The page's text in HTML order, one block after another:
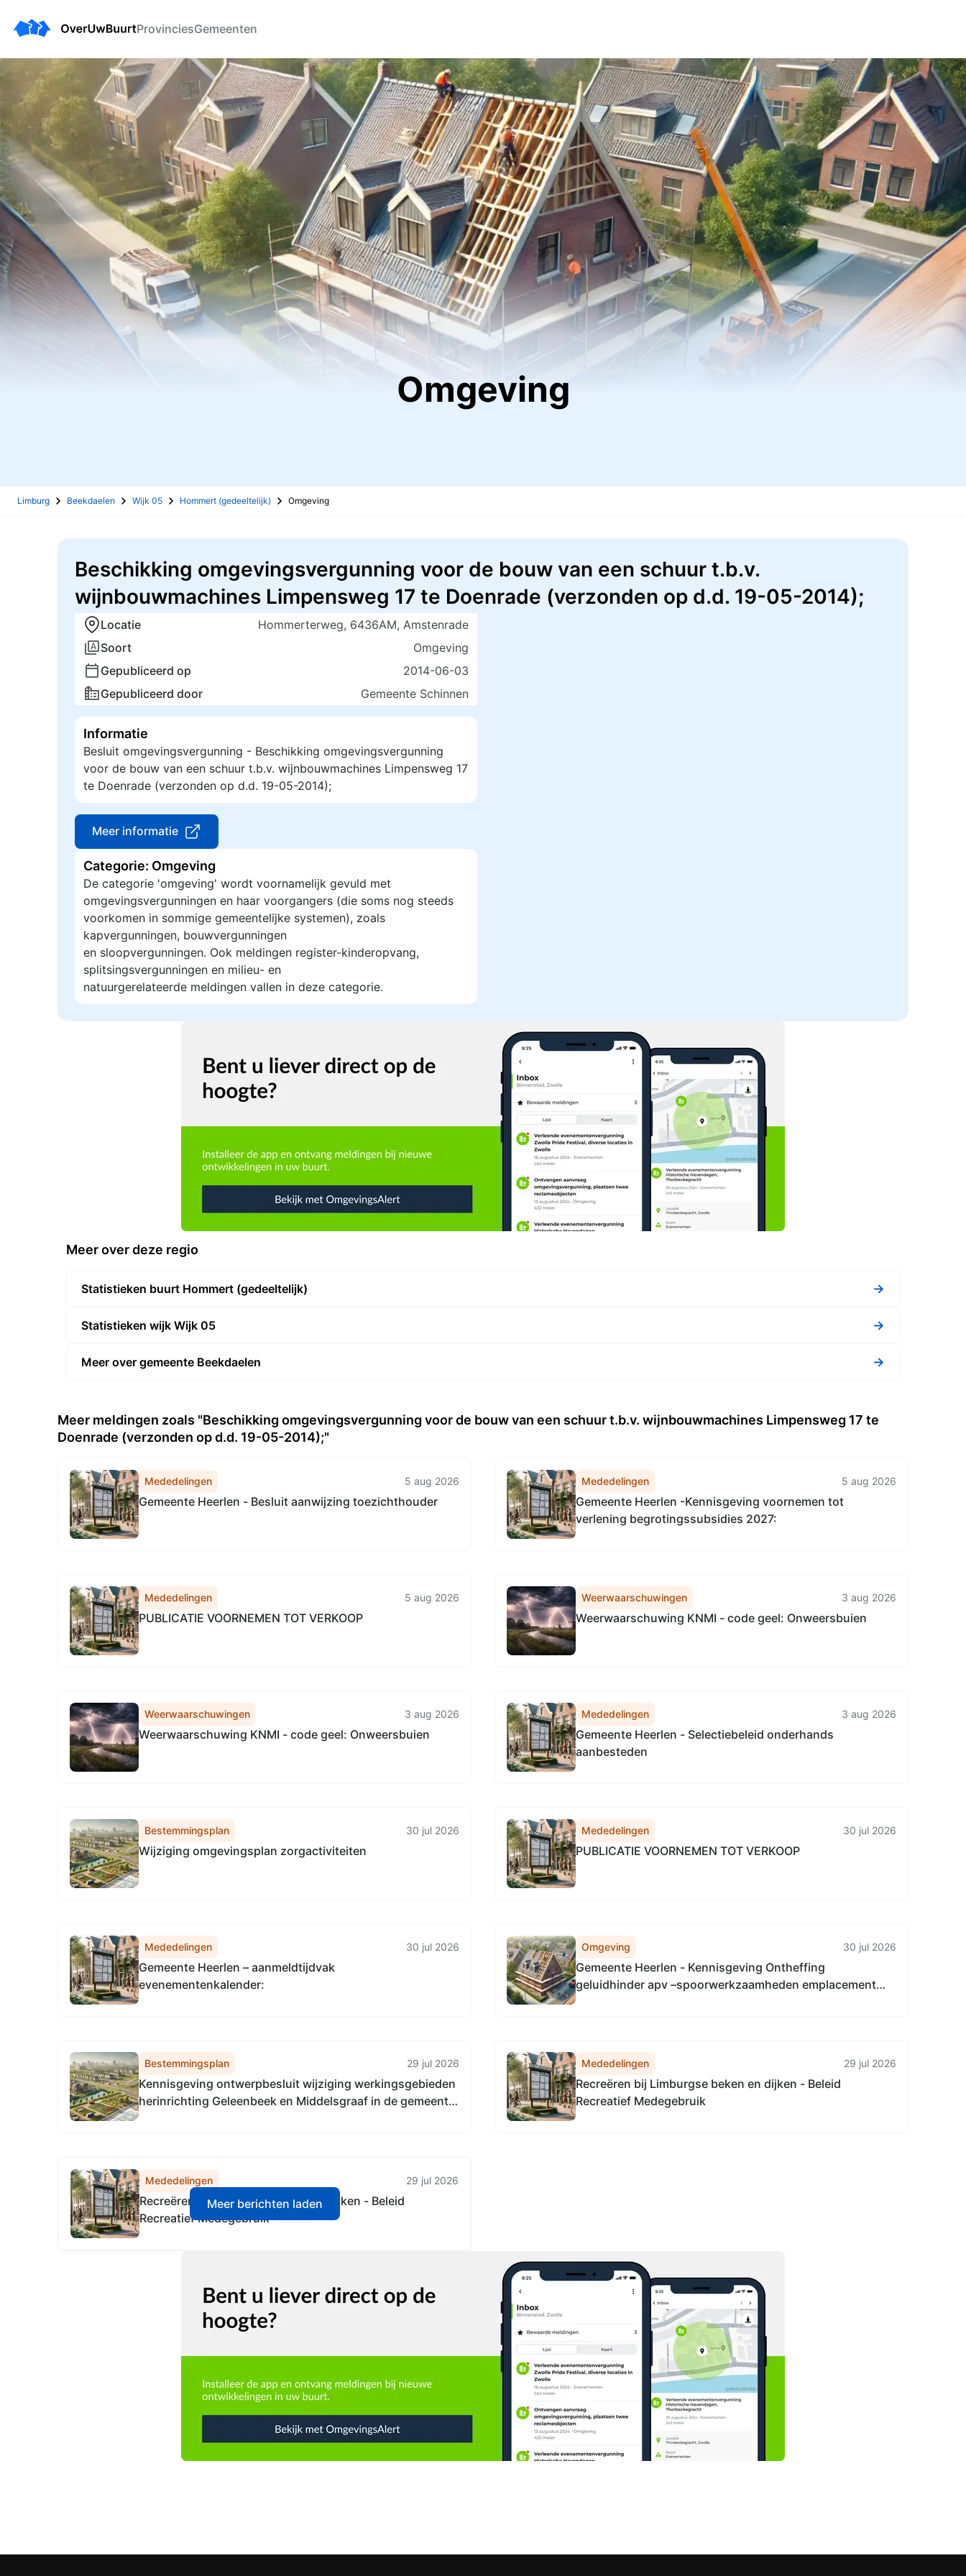
ProvinciesGemeenten
Omgeving
Limburg Beekdaelen Wijk 05 Hommert (gedeeltelijk) Omgeving
Beschikking omgevingsvergunning voor de bouw van een schuur t.b.v.
wijnbouwmachines Limpensweg 17 te Doenrade (verzonden op d.d. 19-05-2014);
Locatie
Hommerterweg, 6436AM, Amstenrade
Soort
Omgeving
Gepubliceerd op
2014-06-03
Gepubliceerd door
Gemeente Schinnen
Informatie
Besluit omgevingsvergunning - Beschikking omgevingsvergunning
voor de bouw van een schuur t.b.v. wijnbouwmachines Limpensweg 17
te Doenrade (verzonden op d.d. 19-05-2014);
Meer informatie
Categorie: Omgeving
De categorie 'omgeving' wordt voornamelijk gevuld met
omgevingsvergunningen en haar voorgangers (die soms nog steeds
voorkomen in sommige gemeentelijke systemen), zoals
kapvergunningen, bouwvergunningen
en sloopvergunningen. Ook meldingen register-kinderopvang,
splitsingsvergunningen en milieu- en
natuurgerelateerde meldingen vallen in deze categorie.
Meer over deze regio
Statistieken buurt Hommert (gedeeltelijk) →
Statistieken wijk Wijk 05 →
Meer over gemeente Beekdaelen →
Meer meldingen zoals "Beschikking omgevingsvergunning voor de bouw van een schuur t.b.v. wijnbouwmachines Limpensweg 17 te
Doenrade (verzonden op d.d. 19-05-2014);"
Mededelingen 5 aug 2026
Gemeente Heerlen - Besluit aanwijzing toezichthouder
Mededelingen 5 aug 2026
Gemeente Heerlen -Kennisgeving voornemen tot
verlening begrotingssubsidies 2027:
Mededelingen 5 aug 2026
PUBLICATIE VOORNEMEN TOT VERKOOP
Weerwaarschuwingen 3 aug 2026
Weerwaarschuwing KNMI - code geel: Onweersbuien
Weerwaarschuwingen 3 aug 2026
Weerwaarschuwing KNMI - code geel: Onweersbuien
Mededelingen 3 aug 2026
Gemeente Heerlen - Selectiebeleid onderhands
aanbesteden
Bestemmingsplan 30 jul 2026
Wijziging omgevingsplan zorgactiviteiten
Mededelingen 30 jul 2026
PUBLICATIE VOORNEMEN TOT VERKOOP
Mededelingen 30 jul 2026
Gemeente Heerlen – aanmeldtijdvak
evenementenkalender:
Omgeving 30 jul 2026
Gemeente Heerlen - Kennisgeving Ontheffing
geluidhinder apv –spoorwerkzaamheden emplacement
Bestemmingsplan 29 jul 2026
Kennisgeving ontwerpbesluit wijziging werkingsgebieden
herinrichting Geleenbeek en Middelsgraaf in de gemeente
Mededelingen 29 jul 2026
Recreëren bij Limburgse beken en dijken - Beleid
Recreatief Medegebruik
Mededelingen 29 jul 2026
Recreëren bij Limburgse beken en dijken - Beleid
Recreatief Medegebruik
Meer berichten laden